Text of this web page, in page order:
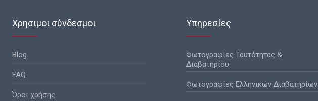
Χρησιμοι σύνδεσμοι
Blog
FAQ
Όροι χρήσης
Υπηρεσίες
Φωτογραφίες Ταυτότητας &
Διαβατηρίου
Φωτογραφίες Ελληνικών Διαβατηρίων